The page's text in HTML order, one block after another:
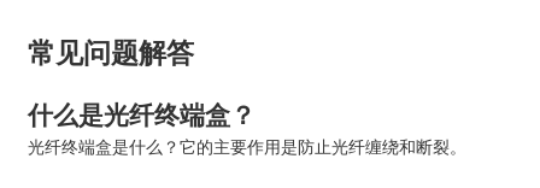
常见问题解答
什么是光纤终端盒？
光纤终端盒是什么？它的主要作用是防止光纤缠绕和断裂。